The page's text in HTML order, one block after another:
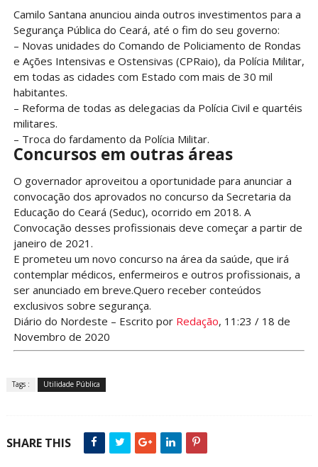
Camilo Santana anunciou ainda outros investimentos para a
Segurança Pública do Ceará, até o fim do seu governo:
– Novas unidades do Comando de Policiamento de Rondas
e Ações Intensivas e Ostensivas (CPRaio), da Polícia Militar,
em todas as cidades com Estado com mais de 30 mil
habitantes.
– Reforma de todas as delegacias da Polícia Civil e quartéis
militares.
– Troca do fardamento da Polícia Militar.
Concursos em outras áreas
O governador aproveitou a oportunidade para anunciar a
convocação dos aprovados no concurso da Secretaria da
Educação do Ceará (Seduc), ocorrido em 2018. A
Convocação desses profissionais deve começar a partir de
janeiro de 2021.
E prometeu um novo concurso na área da saúde, que irá
contemplar médicos, enfermeiros e outros profissionais, a
ser anunciado em breve.Quero receber conteúdos
exclusivos sobre segurança.
Diário do Nordeste – Escrito por Redação, 11:23 / 18 de
Novembro de 2020
Tags : Utilidade Pública
SHARE THIS